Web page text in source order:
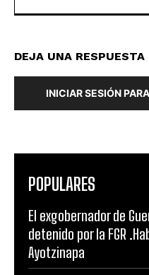
DEJA UNA RESPUESTA
INICIAR SESIÓN
POPULARES
El exgobernador de
detenido por la FGR
Ayotzinapa